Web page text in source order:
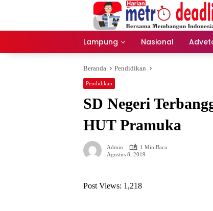
Lampung Nasional
Beranda Pendidikan
Pendidikan
SD Negeri
HUT Pramuka
Admin
1 Min Baca
Agustus 8, 2019
Post Views: 1,218